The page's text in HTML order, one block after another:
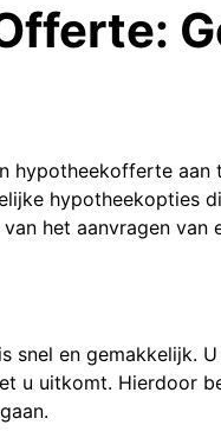
hypotheekofferte aan
hypotheekopties
het aanvragen van
snel en gemakkelijk.
u uitkomt. Hierdoor